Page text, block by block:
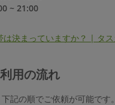
~ 21:00
は決まっていますか？ | タ
用の流れ
記の順でご依頼が可能です。